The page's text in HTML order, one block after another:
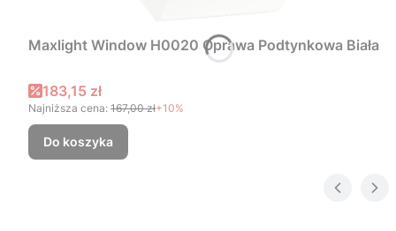
Maxlight Window H0020 Oprawa Podtynkowa Biała
Cena promocyjna
183,15 zł
Najniższa cena: 167,00 zł+10%
Do koszyka